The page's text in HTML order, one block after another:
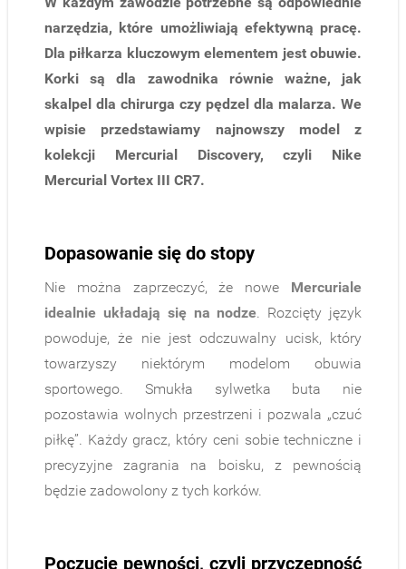
narzędzia, które umożliwiają efektywną pracę.
Dla piłkarza kluczowym elementem jest obuwie.
Korki są dla zawodnika równie ważne, jak
skalpel dla chirurga czy pędzel dla malarza. We
wpisie przedstawiamy najnowszy model z
kolekcji Mercurial Discovery, czyli Nike
Mercurial Vortex III CR7.
Dopasowanie się do stopy
Nie można zaprzeczyć, że nowe Mercuriale
idealnie układają się na nodze. Rozcięty język
powoduje, że nie jest odczuwalny ucisk, który
towarzyszy niektórym modelom obuwia
sportowego. Smukła sylwetka buta nie
pozostawia wolnych przestrzeni i pozwala „czuć
piłkę”. Każdy gracz, który ceni sobie techniczne i
precyzyjne zagrania na boisku, z pewnością
będzie zadowolony z tych korków.
Poczucie pewności, czyli przyczepność